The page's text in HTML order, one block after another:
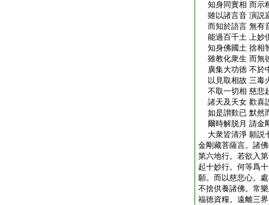
知身同實相 而示
雖以諸言音 演説
而知於語言 無有
能過百千土 上妙
知身佛國土 捨相
雖教化衆生 而無
廣集大功徳 不於
以見取相故 三毒
不取一切相 慈悲
諸天及天女 歡喜
如是讃歎已 默然
爾時解脱月 請金
大衆皆清淨 願説
金剛藏菩薩言。諸
第六地行。若欲入
起十妙行。何等爲
願。而以慈悲心。
不捨供養諸佛。常
福徳資糧。遠離三